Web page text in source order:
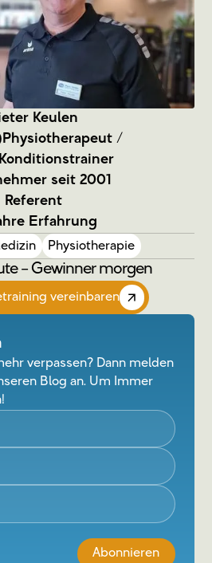
Keulen
/
seit 2001
Referent
Erfahrung
Physiotherapie
– Gewinner morgen
vereinbaren
verpassen? Dann melden
Blog an. Um Immer